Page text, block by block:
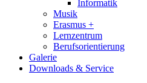
Informatik
Musik
Erasmus +
Lernzentrum
Berufsorientierung
Galerie
Downloads & Service